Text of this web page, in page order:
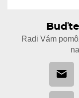
Radi Vám